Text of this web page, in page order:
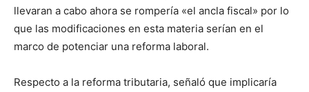
llevaran a cabo ahora se rompería «el ancla fiscal» por lo
que las modificaciones en esta materia serían en el
marco de potenciar una reforma laboral.
Respecto a la reforma tributaria, señaló que implicaría